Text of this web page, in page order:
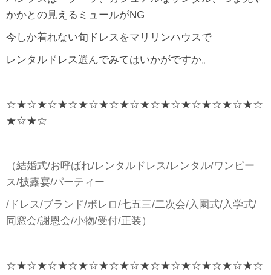
かかとの見えるミュールがNG
今しか着れない旬ドレスをマリリンハウスで
レンタルドレス選んでみてはいかがですか。
☆★☆★☆★☆★☆★☆★☆★☆★☆★☆★☆★☆★☆
★☆★☆
（結婚式/お呼ばれ/レンタルドレス/レンタル/ワンピー
ス/披露宴/パーティー
/ドレス/ブランド/ボレロ/七五三/二次会/入園式/入学式/
同窓会/謝恩会/小物/受付/正装）
☆★☆★☆★☆★☆★☆★☆★☆★☆★☆★☆★☆★☆